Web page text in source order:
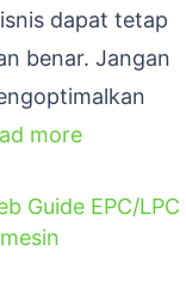
dapat tetap
benar. Jangan
more
Guide EPC/LPC
mesin